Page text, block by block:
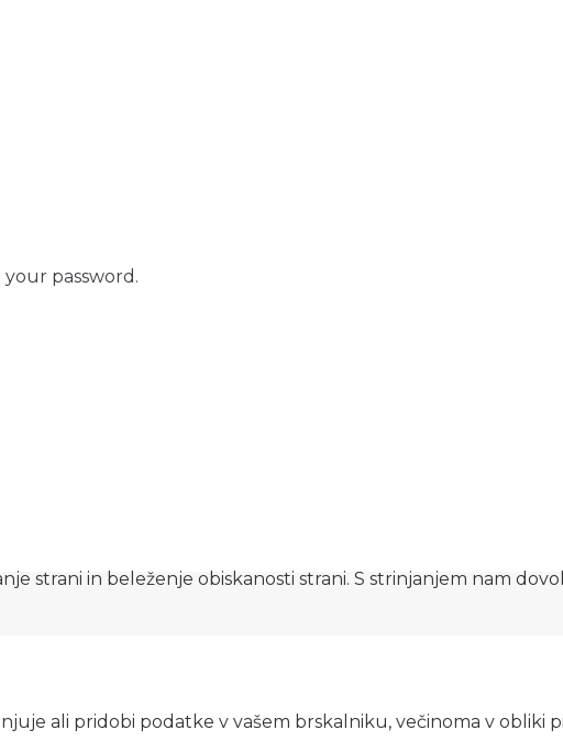
password.
strani in beleženje obiskanosti strani. S strinjanjem nam
ali pridobi podatke v vašem brskalniku, večinoma v obliki